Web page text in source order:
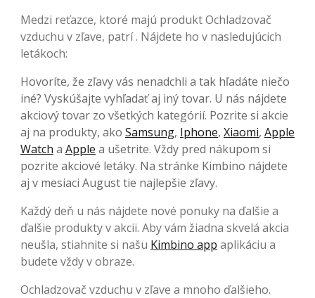
Medzi reťazce, ktoré majú produkt Ochladzovač
vzduchu v zľave, patrí . Nájdete ho v nasledujúcich
letákoch:
Hovoríte, že zľavy vás nenadchli a tak hľadáte niečo
iné? Vyskúšajte vyhľadať aj iný tovar. U nás nájdete
akciový tovar zo všetkých kategórií. Pozrite si akcie
aj na produkty, ako Samsung, Iphone, Xiaomi, Apple
Watch a Apple a ušetrite. Vždy pred nákupom si
pozrite akciové letáky. Na stránke Kimbino nájdete
aj v mesiaci August tie najlepšie zľavy.
Každý deň u nás nájdete nové ponuky na ďalšie a
ďalšie produkty v akcii. Aby vám žiadna skvelá akcia
neušla, stiahnite si našu Kimbino app aplikáciu a
budete vždy v obraze.
Ochladzovač vzduchu v zľave a mnoho ďalšieho.